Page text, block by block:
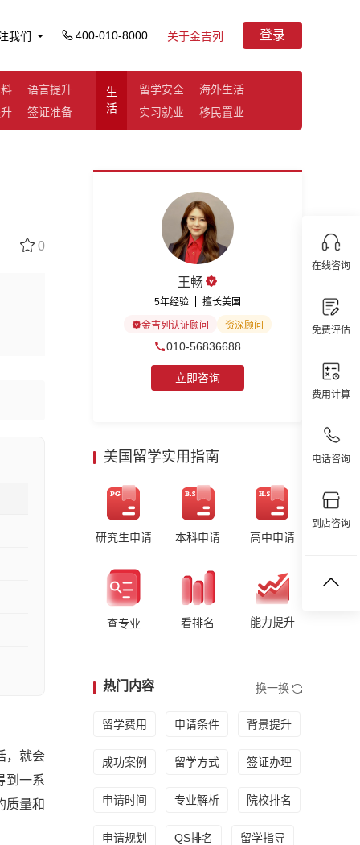
我们 400-010-8000 关于金吉列 登录
语言提升
签证准备
生
活
留学安全
海外生活
实习就业
移民置业
在线咨询
免费评估
费用计算
电话咨询
到店咨询
0
，就会
到一系
质量和
王畅
5年经验 擅长美国
金吉列认证顾问 资深顾问
010-56836688
立即咨询
美国留学实用指南
研究生申请 本科申请 高中申请
查专业 看排名 能力提升
热门内容 换一换
留学费用 申请条件 背景提升
成功案例 留学方式 签证办理
申请时间 专业解析 院校排名
申请规划 QS排名 留学指导